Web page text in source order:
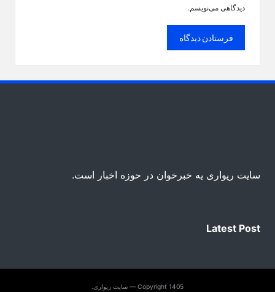
دیدگاهی می‌نویسم.
سایت ریواری یه خبرخوان در حوزه اخبار است.
Latest Post
Copyright 1405 — سایت ریواری.